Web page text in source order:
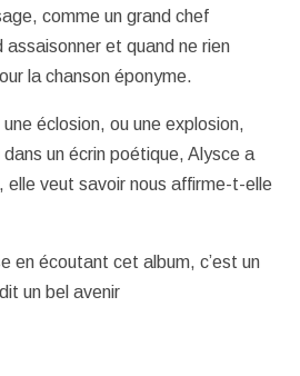
comme un grand chef
assaisonner et quand ne rien
la chanson éponyme.
éclosion, ou une explosion,
un écrin poétique, Alysce a
elle veut savoir nous affirme-t-elle
en écoutant cet album, c’est un
un bel avenir